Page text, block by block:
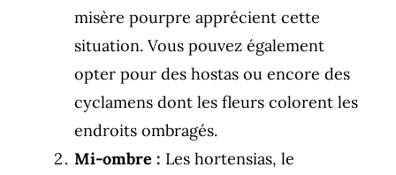
misère pourpre apprécient cette
situation. Vous pouvez également
opter pour des hostas ou encore des
cyclamens dont les fleurs colorent les
endroits ombragés.
Mi-ombre : Les hortensias, le